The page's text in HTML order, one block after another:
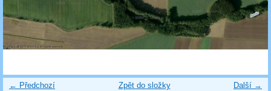
← Předchozí Další →
Zpět do složky